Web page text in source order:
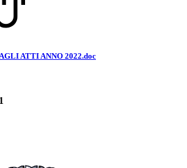
ATTI ANNO 2022.doc